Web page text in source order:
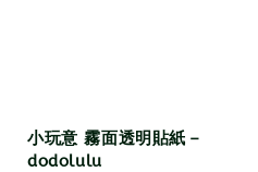
小玩意 霧面透明貼紙－
dodolulu